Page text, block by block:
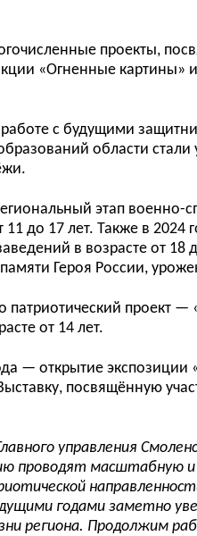
проекты,
«Огненные
с будущими
области
жи.
этап военно-
11 до 17 лет. Также в 2024
в возрасте от 18
Героя России,
патриотический проект —
от 14 лет.
— открытие экспозиции
посвящённую
управления
проводят масштабную и
годами заметно
региона. Продолжим